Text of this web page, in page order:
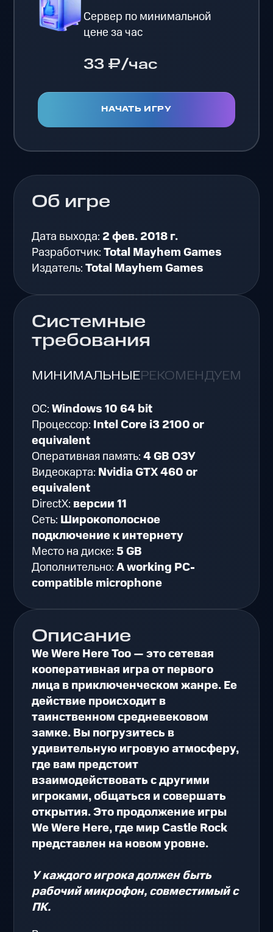
Сервер по минимальной
цене за час
33 ₽/час
НАЧАТЬ ИГРУ
Описание
We Were Here Too — это сетевая
кооперативная игра от первого
лица в приключенческом жанре. Ее
действие происходит в
таинственном средневековом
замке. Вы погрузитесь в
удивительную игровую атмосферу,
где вам предстоит
взаимодействовать с другими
игроками, общаться и совершать
открытия. Это продолжение игры
We Were Here, где мир Castle Rock
представлен на новом уровне.
У каждого игрока должен быть
рабочий микрофон, совместимый с
ПК.
Об игре
Дата выхода: 2 фев. 2018 г.
Разработчик:Total Mayhem Games
Издатель:Total Mayhem Games
Системные
требования
МИНИМАЛЬНЫЕРЕКОМЕНДУЕМЫЕ
ОС:Windows 10 64 bit
Процессор: Intel Core i3 2100 or
equivalent
Оперативная память:4 GB ОЗУ
Видеокарта: Nvidia GTX 460 or
equivalent
DirectX: версии 11
Сеть: Широкополосное
подключение к интернету
Место на диске:5 GB
Дополнительно:A working PC-
compatible microphone